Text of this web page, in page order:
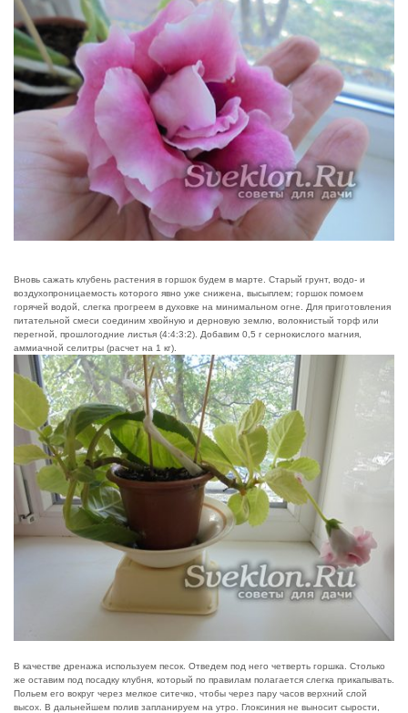
Вновь сажать клубень растения в горшок будем в марте. Старый грунт, водо- и
воздухопроницаемость которого явно уже снижена, высыплем; горшок помоем
горячей водой, слегка прогреем в духовке на минимальном огне. Для приготовления
питательной смеси соединим хвойную и дерновую землю, волокнистый торф или
перегной, прошлогодние листья (4:4:3:2). Добавим 0,5 г сернокислого магния,
аммиачной селитры (расчет на 1 кг).
В качестве дренажа используем песок. Отведем под него четверть горшка. Столько
же оставим под посадку клубня, который по правилам полагается слегка прикапывать.
Польем его вокруг через мелкое ситечко, чтобы через пару часов верхний слой
высох. В дальнейшем полив запланируем на утро. Глоксиния не выносит сырости,